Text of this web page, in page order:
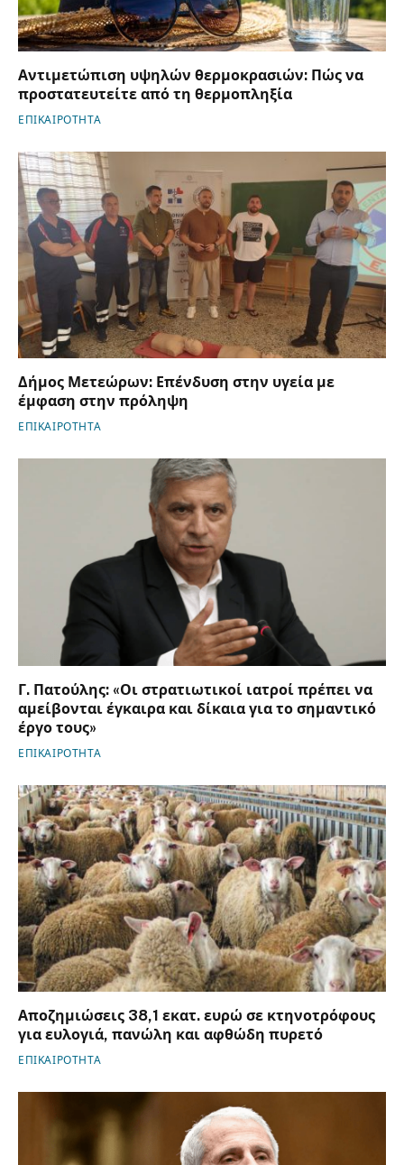
Αντιμετώπιση υψηλών θερμοκρασιών: Πώς να
προστατευτείτε από τη θερμοπληξία
ΕΠΙΚΑΙΡΟΤΗΤΑ
Δήμος Μετεώρων: Επένδυση στην υγεία με
έμφαση στην πρόληψη
ΕΠΙΚΑΙΡΟΤΗΤΑ
Γ. Πατούλης: «Οι στρατιωτικοί ιατροί πρέπει να
αμείβονται έγκαιρα και δίκαια για το σημαντικό
έργο τους»
ΕΠΙΚΑΙΡΟΤΗΤΑ
Αποζημιώσεις 38,1 εκατ. ευρώ σε κτηνοτρόφους
για ευλογιά, πανώλη και αφθώδη πυρετό
ΕΠΙΚΑΙΡΟΤΗΤΑ